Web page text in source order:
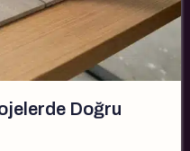
Doğru